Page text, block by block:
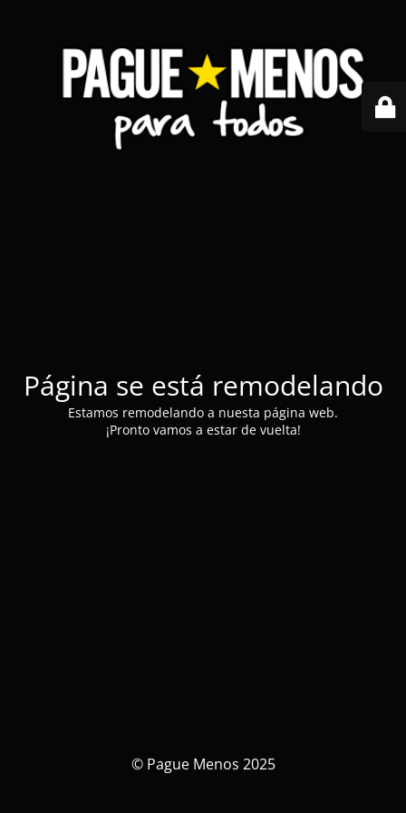
Página se está remodelando
Estamos remodelando a nuesta página web.
¡Pronto vamos a estar de vuelta!
© Pague Menos 2025